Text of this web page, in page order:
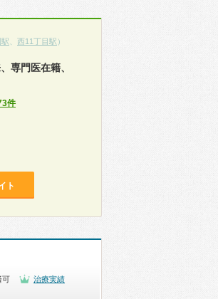
西11丁目駅 ）
専門医在籍、
件
ト
可
治療実績